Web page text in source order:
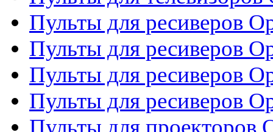
Пульты для ресиверов
Пульты для ресиверов
Пульты для ресиверов
Пульты для ресиверов
Пульты для проекторов